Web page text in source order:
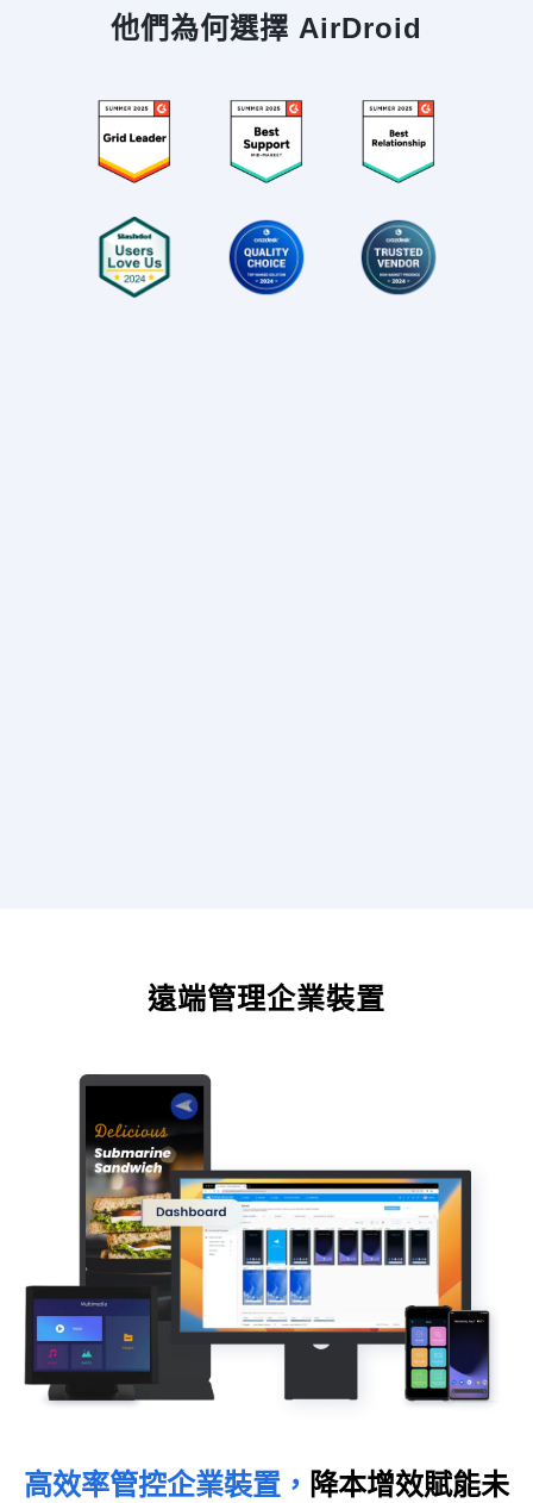
他們為何選擇 AirDroid
遠端管理企業裝置
高效率管控企業裝置， 降本增效賦能未